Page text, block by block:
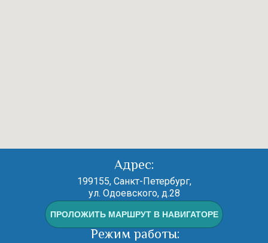
199155, Санкт-Петербург,
ул. Одоевского, д.28
Адрес:
Режим работы:
ПРОЛОЖИТЬ МАРШРУТ В НАВИГАТОРЕ